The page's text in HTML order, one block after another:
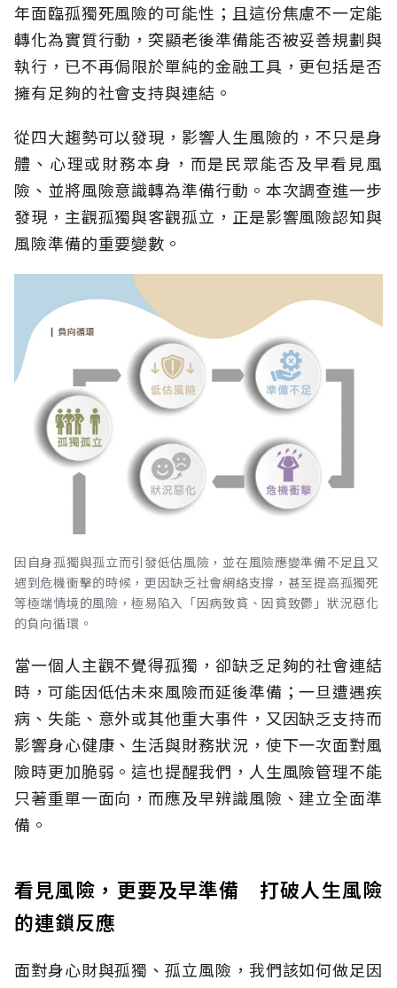
年面臨孤獨死風險的可能性；且這份焦慮不一定能
轉化為實質行動，突顯老後準備能否被妥善規劃與
執行，已不再侷限於單純的金融工具，更包括是否
擁有足夠的社會支持與連結。
從四大趨勢可以發現，影響人生風險的，不只是身
體、心理或財務本身，而是民眾能否及早看見風
險、並將風險意識轉為準備行動。本次調查進一步
發現，主觀孤獨與客觀孤立，正是影響風險認知與
風險準備的重要變數。
因自身孤獨與孤立而引發低估風險，並在風險應變準備不足且又
遇到危機衝擊的時候，更因缺乏社會網絡支撐，甚至提高孤獨死
等極端情境的風險，極易陷入「因病致貧、因貧致鬱」狀況惡化
的負向循環。
當一個人主觀不覺得孤獨，卻缺乏足夠的社會連結
時，可能因低估未來風險而延後準備；一旦遭遇疾
病、失能、意外或其他重大事件，又因缺乏支持而
影響身心健康、生活與財務狀況，使下一次面對風
險時更加脆弱。這也提醒我們，人生風險管理不能
只著重單一面向，而應及早辨識風險、建立全面準
備。
看見風險，更要及早準備 打破人生風險
的連鎖反應
面對身心財與孤獨、孤立風險，我們該如何做足因